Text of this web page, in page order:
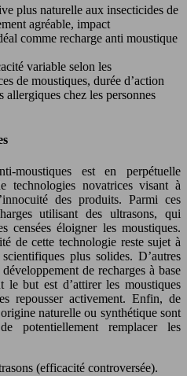
plus naturelle aux insecticides de
agréable, impact
comme recharge anti moustique
variable selon les
de moustiques, durée d’action
allergiques chez les personnes
moustiques est en perpétuelle
technologies novatrices visant à
des produits. Parmi ces
utilisant des ultrasons, qui
censées éloigner les moustiques.
de cette technologie reste sujet à
plus solides. D’autres
de recharges à base
le but est d’attirer les moustiques
repousser activement. Enfin, de
naturelle ou synthétique sont
potentiellement remplacer les
(efficacité controversée).